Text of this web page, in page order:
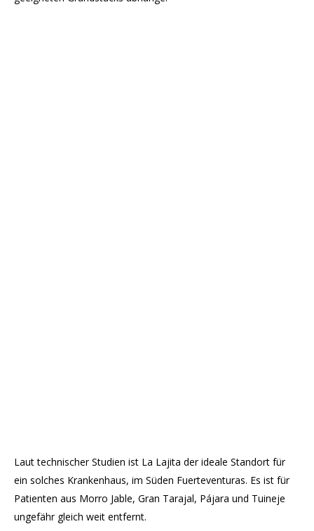
Laut technischer Studien ist La Lajita der ideale Standort für
ein solches Krankenhaus, im Süden Fuerteventuras. Es ist für
Patienten aus Morro Jable, Gran Tarajal, Pájara und Tuineje
ungefähr gleich weit entfernt.